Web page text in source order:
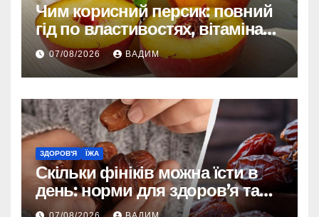
Чим корисний персик: повний
гід по властивостях, вітамінах і
впливі на організм
07/08/2026 ВАДИМ
ЗДОРОВ'Я ЇЖА
Скільки фініків можна їсти в
день: норми для здоров’я та
енергії